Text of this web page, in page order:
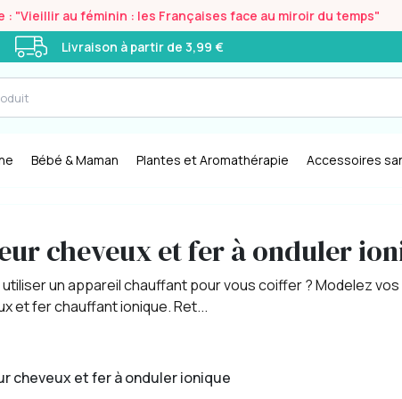
"Vieillir au féminin : les Françaises face au miroir du temps"
Livraison à partir de 3,99 €
Bébé & Maman Plantes et Aromathérapie Accessoires
cheveux et fer à onduler
un appareil chauffant pour vous coiffer ? Modelez
et fer chauffant ionique. Ret...
cheveux et fer à onduler ionique